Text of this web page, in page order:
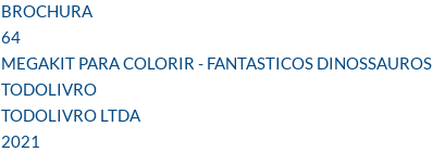
BROCHURA
64
MEGAKIT PARA COLORIR - FANTASTICOS DINOSSAUROS
TODOLIVRO
TODOLIVRO LTDA
2021